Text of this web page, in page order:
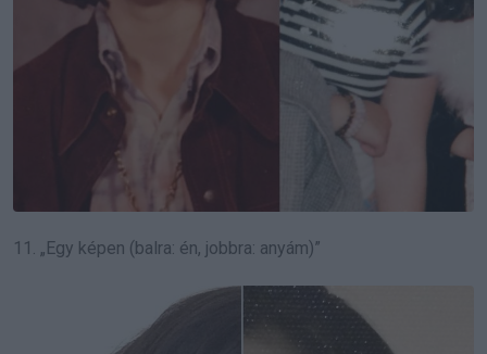
11. „Egy képen (balra: én, jobbra: anyám)”